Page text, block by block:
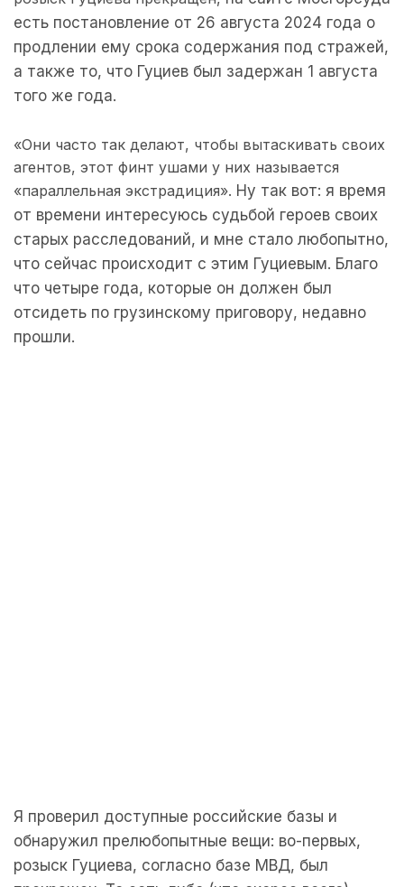
есть постановление от 26 августа 2024 года о
продлении ему срока содержания под стражей,
а также то, что Гуциев был задержан 1 августа
того же года.
«Они часто так делают, чтобы вытаскивать своих
агентов, этот финт ушами у них называется
«параллельная экстрадиция». Ну так вот: я время
от времени интересуюсь судьбой героев своих
старых расследований, и мне стало любопытно,
что сейчас происходит с этим Гуциевым. Благо
что четыре года, которые он должен был
отсидеть по грузинскому приговору, недавно
прошли.
Я проверил доступные российские базы и
обнаружил прелюбопытные вещи: во-первых,
розыск Гуциева, согласно базе МВД, был